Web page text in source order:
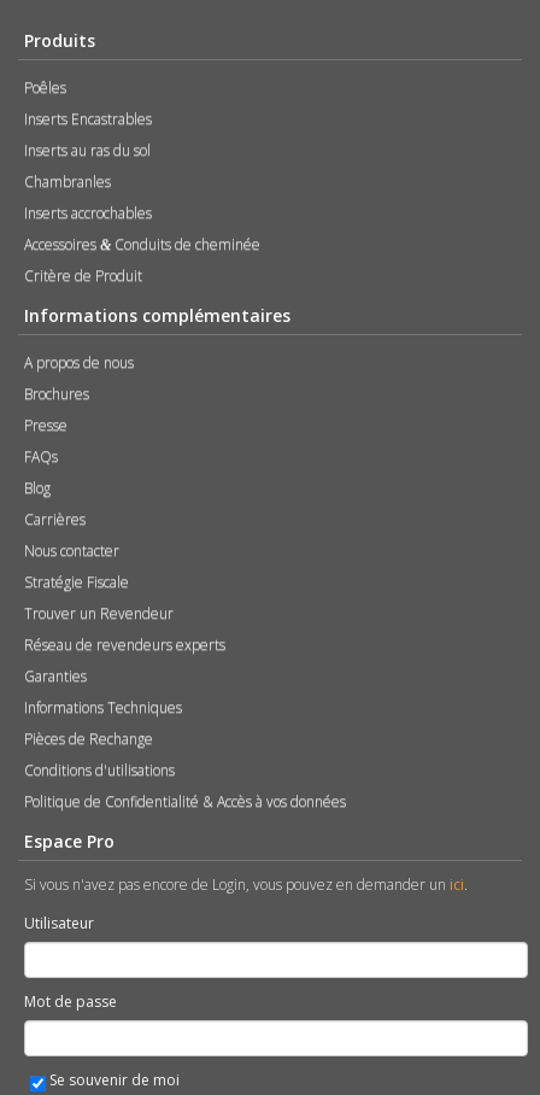
Produits
Poêles
Inserts Encastrables
Inserts au ras du sol
Chambranles
Inserts accrochables
Accessoires & Conduits de cheminée
Critère de Produit
Informations complémentaires
A propos de nous
Brochures
Presse
FAQs
Blog
Carrières
Nous contacter
Stratégie Fiscale
Trouver un Revendeur
Réseau de revendeurs experts
Garanties
Informations Techniques
Pièces de Rechange
Conditions d'utilisations
Politique de Confidentialité & Accès à vos données
Espace Pro
Si vous n'avez pas encore de Login, vous pouvez en demander un ici.
Utilisateur
Mot de passe
Se souvenir de moi